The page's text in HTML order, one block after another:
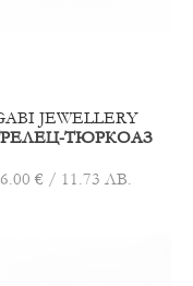
JEWELLERY
ТЮРКОАЗ
6.00 € / 11.73 ЛВ.